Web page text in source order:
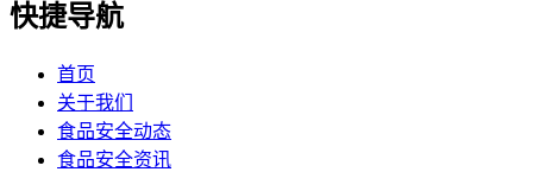
快捷导航
首页
关于我们
食品安全动态
食品安全资讯